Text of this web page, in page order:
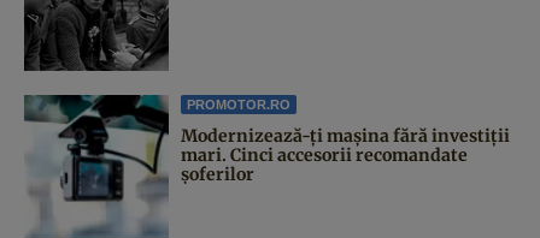
PROMOTOR.RO
Modernizează-ți mașina fără investiții
mari. Cinci accesorii recomandate
șoferilor